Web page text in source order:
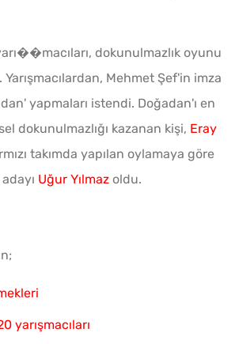
dokunulmazlık oyunu
Mehmet Şef'in imza
yapmaları istendi. Doğadan'ı en
dokunulmazlığı kazanan kişi, Eray
takımda yapılan oylamaya göre
Uğur Yılmaz oldu.
yarışmacıları